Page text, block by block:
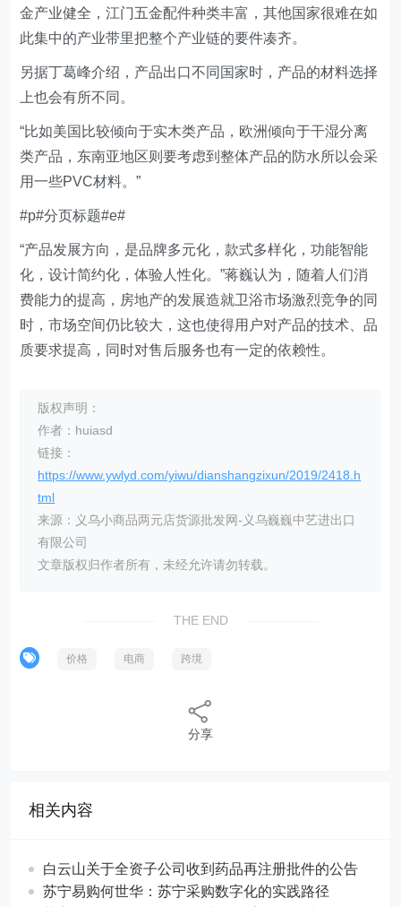
金产业健全，江门五金配件种类丰富，其他国家很难在如
此集中的产业带里把整个产业链的要件凑齐。
另据丁葛峰介绍，产品出口不同国家时，产品的材料选择
上也会有所不同。
“比如美国比较倾向于实木类产品，欧洲倾向于干湿分离
类产品，东南亚地区则要考虑到整体产品的防水所以会采
用一些PVC材料。”
#p#分页标题#e#
“产品发展方向，是品牌多元化，款式多样化，功能智能
化，设计简约化，体验人性化。”蒋巍认为，随着人们消
费能力的提高，房地产的发展造就卫浴市场激烈竞争的同
时，市场空间仍比较大，这也使得用户对产品的技术、品
质要求提高，同时对售后服务也有一定的依赖性。
版权声明：
作者：huiasd
链接：
https://www.ywlyd.com/yiwu/dianshangzixun/2019/2418.h
tml
来源：义乌小商品两元店货源批发网-义乌巍巍中艺进出口
有限公司
文章版权归作者所有，未经允许请勿转载。
THE END
价格 电商 跨境
分享
相关内容
白云山关于全资子公司收到药品再注册批件的公告
苏宁易购何世华：苏宁采购数字化的实践路径